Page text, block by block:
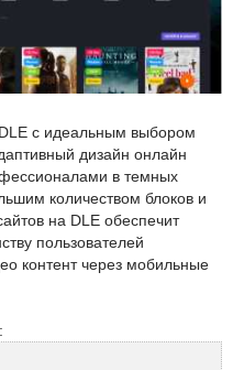
с идеальным выбором
дизайн онлайн
в темных
количеством блоков и
на DLE обеспечит
пользователей
контент через мобильные
: